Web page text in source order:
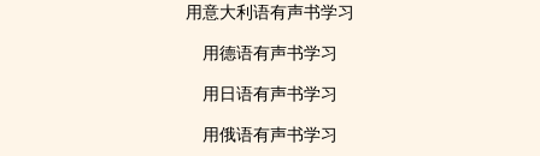
用意大利语有声书学习
用德语有声书学习
用日语有声书学习
用俄语有声书学习